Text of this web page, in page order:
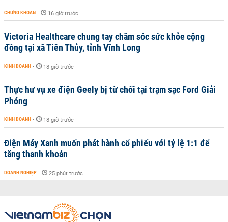
CHỨNG KHOÁN - 16 giờ trước
Victoria Healthcare chung tay chăm sóc sức khỏe cộng
đồng tại xã Tiên Thủy, tỉnh Vĩnh Long
KINH DOANH - 18 giờ trước
Thực hư vụ xe điện Geely bị từ chối tại trạm sạc Ford Giải
Phóng
KINH DOANH - 18 giờ trước
Điện Máy Xanh muốn phát hành cổ phiếu với tỷ lệ 1:1 để
tăng thanh khoản
DOANH NGHIỆP - 25 phút trước